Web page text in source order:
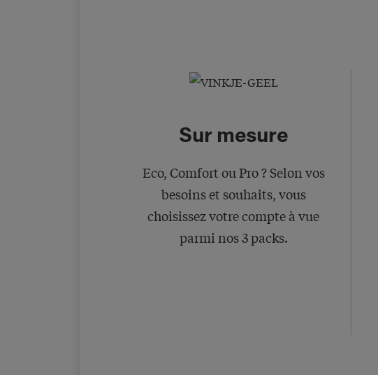
Sur mesure
Eco, Comfort ou Pro ? Selon vos
besoins et souhaits, vous
choisissez votre compte à vue
parmi nos 3 packs.